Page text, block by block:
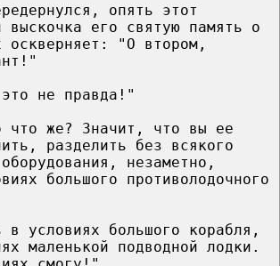
опять этот
выскочка его святую память о
оскверняет: "О втором,
не правда!"
что же? Значит, что вы ее
разделить без всякого
незаметно,
большого противолодочного
условиях большого корабля,
маленькой подводной лодки.